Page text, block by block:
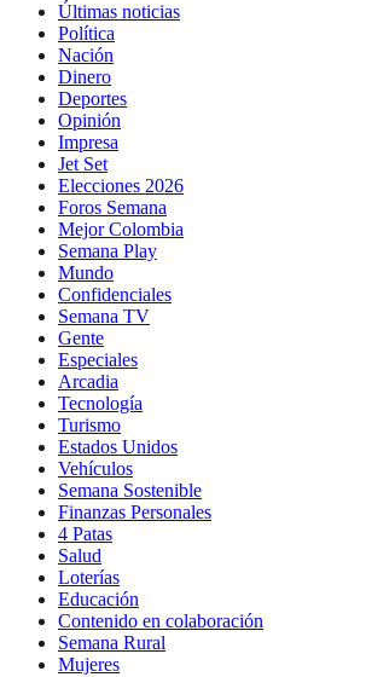
Últimas noticias
Política
Nación
Dinero
Deportes
Opinión
Impresa
Jet Set
Elecciones 2026
Foros Semana
Mejor Colombia
Semana Play
Mundo
Confidenciales
Semana TV
Gente
Especiales
Arcadia
Tecnología
Turismo
Estados Unidos
Vehículos
Semana Sostenible
Finanzas Personales
4 Patas
Salud
Loterías
Educación
Contenido en colaboración
Semana Rural
Mujeres